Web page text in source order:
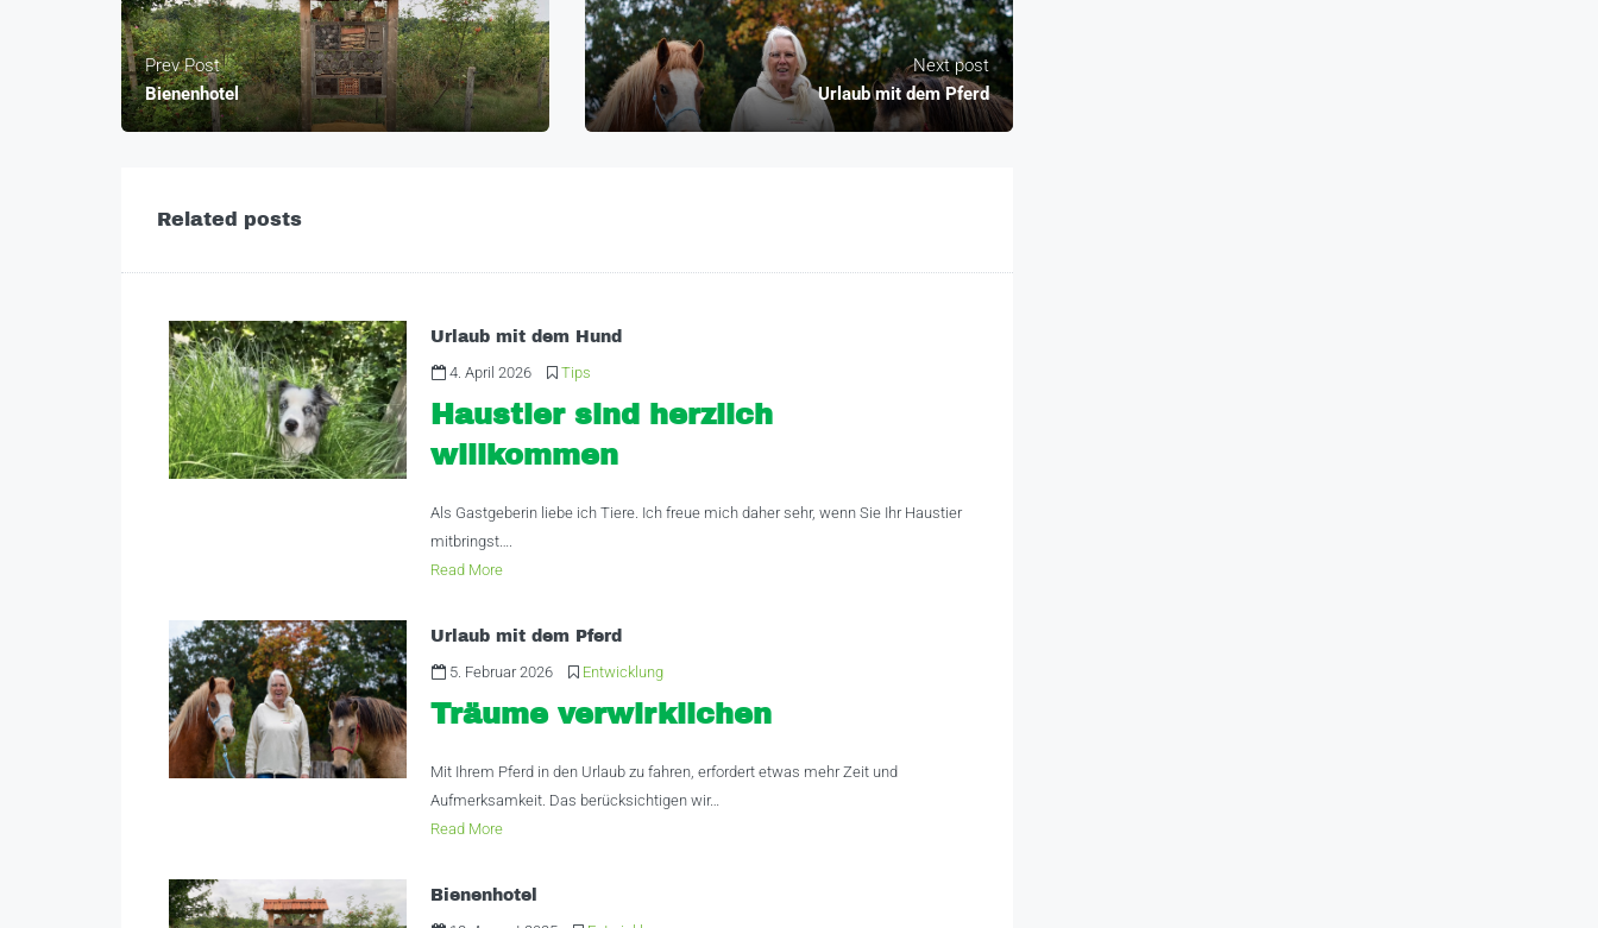
Prev Post
Bienenhotel
Next post
Urlaub mit dem Pferd
Related posts
Urlaub mit dem Hund
4. April 2026
Tips
Haustier sind herzlich
willkommen
Als Gastgeberin liebe ich Tiere. Ich freue mich daher sehr, wenn Sie Ihr Haustier
mitbringst….
Read More
Urlaub mit dem Pferd
5. Februar 2026
Entwicklung
Träume verwirklichen
Mit Ihrem Pferd in den Urlaub zu fahren, erfordert etwas mehr Zeit und
Aufmerksamkeit. Das berücksichtigen wir…
Read More
Bienenhotel